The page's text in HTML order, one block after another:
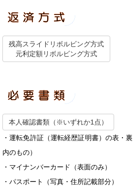
残高スライドリボルビング方式
元利定額リボルビング方式
本人確認書類（※いずれか1点）
・運転免許証（運転経歴証明書）の表・
内のもの）
・マイナンバーカード（表面のみ）
・パスポート（写真・住所記載部分）